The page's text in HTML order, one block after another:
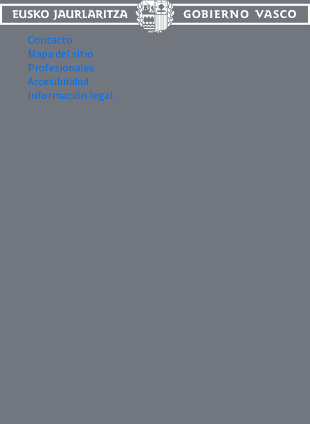
Contacto
Mapa del sitio
Profesionales
Accesibilidad
Información legal